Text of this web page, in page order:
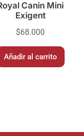
Canin Mini
Exigent
$68.000
Añadir al carrito